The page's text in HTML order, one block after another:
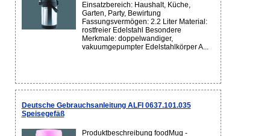
Einsatzbereich: Haushalt, Küche,
Garten, Party, Bewirtung
Fassungsvermögen: 2.2 Liter Material:
rostfreier Edelstahl Besondere
Merkmale: doppelwandiger,
vakuumgepumpter Edelstahlkörper A...
Deutsche Gebrauchsanleitung ALFI 0637.101.035
Speisegefäß
Produktbeschreibung foodMug -